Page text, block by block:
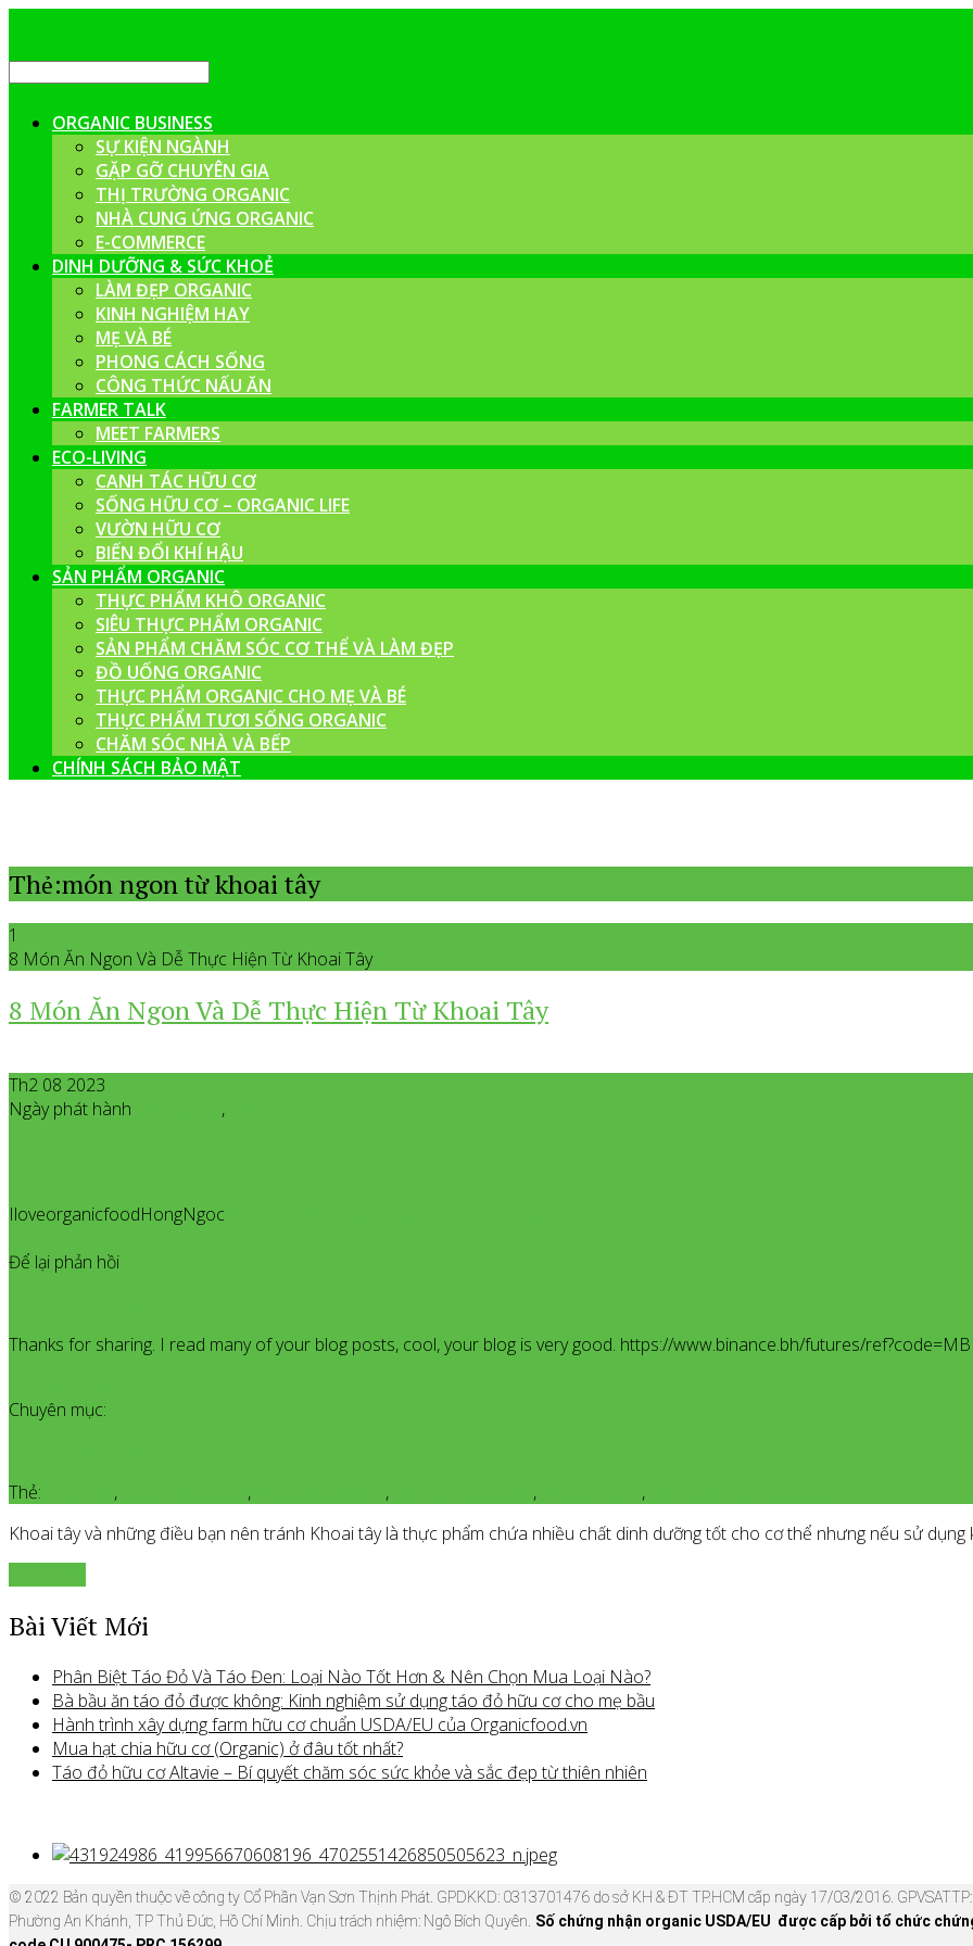
ORGANIC BUSINESS
SỰ KIỆN NGÀNH
GẶP GỠ CHUYÊN GIA
THỊ TRƯỜNG ORGANIC
NHÀ CUNG ỨNG ORGANIC
E-COMMERCE
DINH DƯỠNG & SỨC KHOẺ
LÀM ĐẸP ORGANIC
KINH NGHIỆM HAY
MẸ VÀ BÉ
PHONG CÁCH SỐNG
CÔNG THỨC NẤU ĂN
FARMER TALK
MEET FARMERS
ECO-LIVING
CANH TÁC HỮU CƠ
SỐNG HỮU CƠ – ORGANIC LIFE
VƯỜN HỮU CƠ
BIẾN ĐỔI KHÍ HẬU
SẢN PHẨM ORGANIC
THỰC PHẨM KHÔ ORGANIC
SIÊU THỰC PHẨM ORGANIC
SẢN PHẨM CHĂM SÓC CƠ THỂ VÀ LÀM ĐẸP
ĐỒ UỐNG ORGANIC
THỰC PHẨM ORGANIC CHO MẸ VÀ BÉ
THỰC PHẨM TƯƠI SỐNG ORGANIC
CHĂM SÓC NHÀ VÀ BẾP
CHÍNH SÁCH BẢO MẬT
Thẻ:món ngon từ khoai tây
1
8 Món Ăn Ngon Và Dễ Thực Hiện Từ Khoai Tây
8 Món Ăn Ngon Và Dễ Thực Hiện Từ Khoai Tây
Th2 08 2023
Ngày phát hành
,
IloveorganicfoodHongNgoc
Để lại phản hồi
Thanks for sharing. I read many of your blog posts, cool, your blog is very good. https://www.binance.bh/futures/
Chuyên mục:
Thẻ:
, , , , ,
Khoai tây và những điều bạn nên tránh Khoai tây là thực phẩm chứa nhiều chất dinh dưỡng tốt cho cơ thể nhưng nếu sử
Bài Viết Mới
Phân Biệt Táo Đỏ Và Táo Đen: Loại Nào Tốt Hơn & Nên Chọn Mua Loại Nào?
Bà bầu ăn táo đỏ được không: Kinh nghiệm sử dụng táo đỏ hữu cơ cho mẹ bầu
Hành trình xây dựng farm hữu cơ chuẩn USDA/EU của Organicfood.vn
Mua hạt chia hữu cơ (Organic) ở đâu tốt nhất?
Táo đỏ hữu cơ Altavie – Bí quyết chăm sóc sức khỏe và sắc đẹp từ thiên nhiên
© 2022 Bản quyền thuộc về công ty Cổ Phần Vạn Sơn Thịnh Phát. GPDKKD: 0313701476 do sở KH & ĐT TP.HCM cấp ngày 17/03/2016.
Phường An Khánh, TP Thủ Đức, Hồ Chí Minh. Chịu trách nhiệm: Ngô Bích Quyên. Số chứng nhận organic USDA/EU được cấp bởi tổ chức